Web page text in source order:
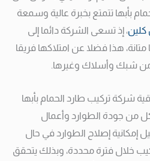
بأبها تتمتع بخبرة عالية وسمعة
كلين، إذ تسعى الشركة دائما إلى
هذا فضلا عن امتلاكها فريقا
من شبك وأسلاك وغيرها.
شركة تركيب طارد الحمام بأبها
من جودة الطوارد وأعمال
إمكانية إصلاح الطوارد في حال
خلال فترة محددة، وبذلك يتحقق